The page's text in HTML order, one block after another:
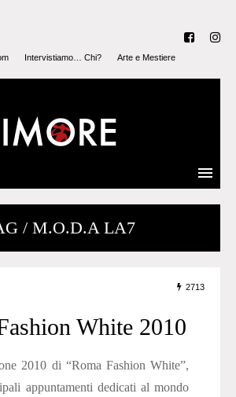
Intervistiamo… Chi?
Arte e Mestiere
/ M.O.D.A LA7
2713
White 2010
2010 di “Roma Fashion White”,
appuntamenti dedicati al mondo